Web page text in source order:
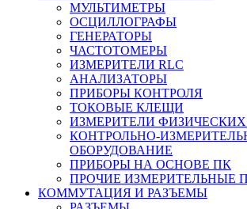
МУЛЬТИМЕТРЫ
ОСЦИЛЛОГРАФЫ
ГЕНЕРАТОРЫ
ЧАСТОТОМЕРЫ
ИЗМЕРИТЕЛИ RLC
АНАЛИЗАТОРЫ
ПРИБОРЫ КОНТРОЛЯ
ТОКОВЫЕ КЛЕЩИ
ИЗМЕРИТЕЛИ
КОНТРОЛЬНО-
ОБОРУДОВАНИЕ
ПРИБОРЫ НА ОСНОВЕ ПК
ПРОЧИЕ ИЗМЕРИТЕЛЬНЫЕ
КОММУТАЦИЯ И РАЗЪЕМЫ